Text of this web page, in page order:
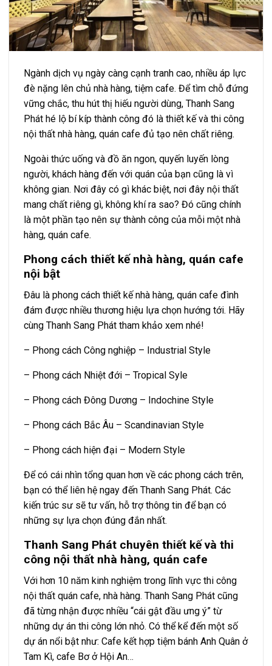
Ngành dịch vụ ngày càng cạnh tranh cao, nhiều áp lực
đè nặng lên chủ nhà hàng, tiệm cafe. Để tìm chỗ đứng
vững chắc, thu hút thị hiếu người dùng, Thanh Sang
Phát hé lộ bí kíp thành công đó là thiết kế và thi công
nội thất nhà hàng, quán cafe đủ tạo nên chất riêng.
Ngoài thức uống và đồ ăn ngon, quyến luyến lòng
người, khách hàng đến với quán của bạn cũng là vì
không gian. Nơi đây có gì khác biệt, nơi đây nội thất
mang chất riêng gì, không khí ra sao? Đó cũng chính
là một phần tạo nên sự thành công của mỗi một nhà
hàng, quán cafe.
Phong cách thiết kế nhà hàng, quán cafe
nội bật
Đâu là phong cách thiết kế nhà hàng, quán cafe đình
đám được nhiều thương hiệu lựa chọn hướng tới. Hãy
cùng Thanh Sang Phát tham khảo xem nhé!
– Phong cách Công nghiệp – Industrial Style
– Phong cách Nhiệt đới – Tropical Syle
– Phong cách Đông Dương – Indochine Style
– Phong cách Bắc Âu – Scandinavian Style
– Phong cách hiện đại – Modern Style
Để có cái nhìn tổng quan hơn về các phong cách trên,
bạn có thể liên hệ ngay đến Thanh Sang Phát. Các
kiến trúc sư sẽ tư vấn, hỗ trợ thông tin để bạn có
những sự lựa chọn đúng đắn nhất.
Thanh Sang Phát chuyên thiết kế và thi
công nội thất nhà hàng, quán cafe
Với hơn 10 năm kinh nghiệm trong lĩnh vực thi công
nội thất quán cafe, nhà hàng. Thanh Sang Phát cũng
đã từng nhận được nhiều “cái gật đầu ưng ý” từ
những dự án thi công lớn nhỏ. Có thể kể đến một số
dự án nổi bật như: Cafe kết hợp tiệm bánh Anh Quân ở
Tam Kì, cafe Bơ ở Hội An…